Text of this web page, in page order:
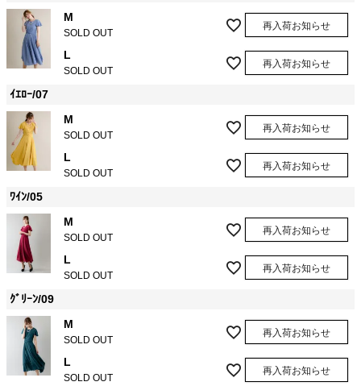
M
SOLD OUT
再入荷お知らせ
L
SOLD OUT
再入荷お知らせ
ｲｴﾛｰ/07
M
SOLD OUT
再入荷お知らせ
L
SOLD OUT
再入荷お知らせ
ﾜｲﾝ/05
M
SOLD OUT
再入荷お知らせ
L
SOLD OUT
再入荷お知らせ
ｸﾞﾘｰﾝ/09
M
SOLD OUT
再入荷お知らせ
L
SOLD OUT
再入荷お知らせ